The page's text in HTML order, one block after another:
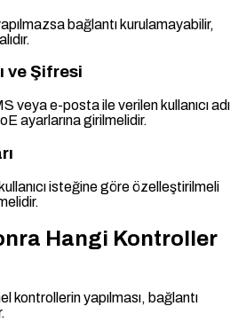
bağlantı kurulamayabilir,
ve Şifresi
veya e-posta ile verilen kullanıcı adı
ayarlarına girilmelidir.
isteğine göre özelleştirilmeli
Hangi Kontroller
kontrollerin yapılması, bağlantı